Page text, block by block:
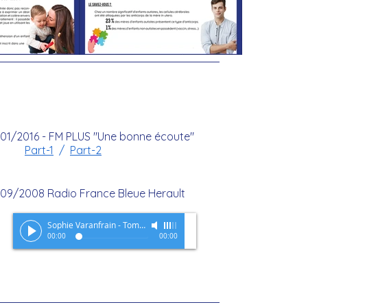
01/2016 - FM PLUS "Une bonne écoute"
Part-1 / Part-2
09/2008 Radio France Bleue Herault
Sophie Varanfrain - Tomatis - Radio France Bleue Hérault
00:00 00:00